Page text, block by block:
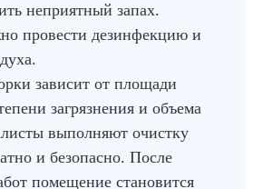
неприятный запах.
провести дезинфекцию и
зависит от площади
загрязнения и объема
выполняют очистку
и безопасно. После
помещение становится